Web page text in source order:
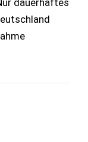
dauerhaftes